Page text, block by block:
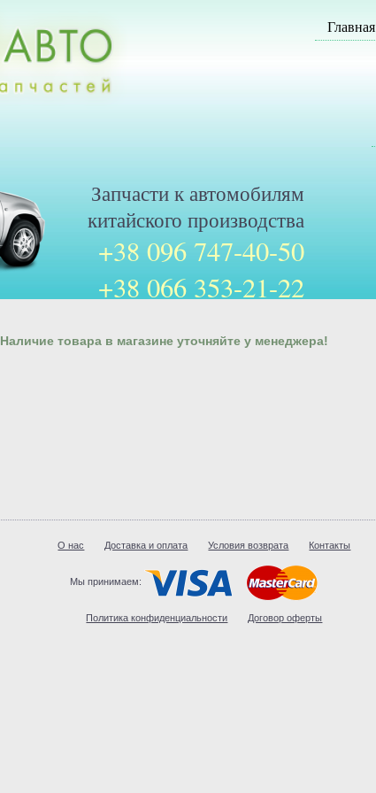
Главная
Запчасти к автомобилям
китайского производства
+38 096 747-40-50
+38 066 353-21-22
Наличие товара в магазине уточняйте у менеджера!
О нас Доставка и оплата Условия возврата Контакты
Мы принимаем:
Политика конфиденциальности Договор оферты